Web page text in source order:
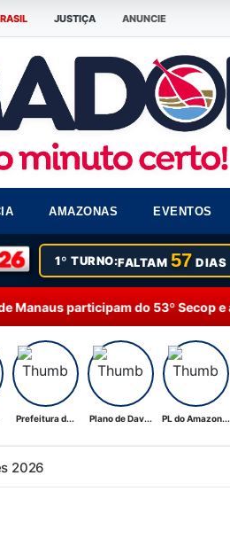
JUSTIÇA ANUNCIE
AMAZONAS EVENTOS
1º TURNO:FALTAM 57 DIAS
do 53º Secop e acompanham
Prefeitura d... Plano de Dav... PL do Amazon...
2026